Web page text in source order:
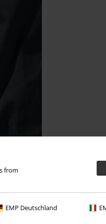
from
EMP Deutschland